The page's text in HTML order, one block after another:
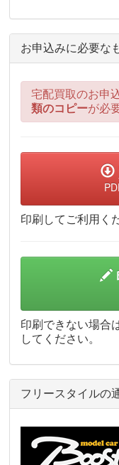
お申込みに必要な
宅配買取のお申
類のコピーが必
印刷してご利用く
印刷できない場合
してください。
フリースタイルの